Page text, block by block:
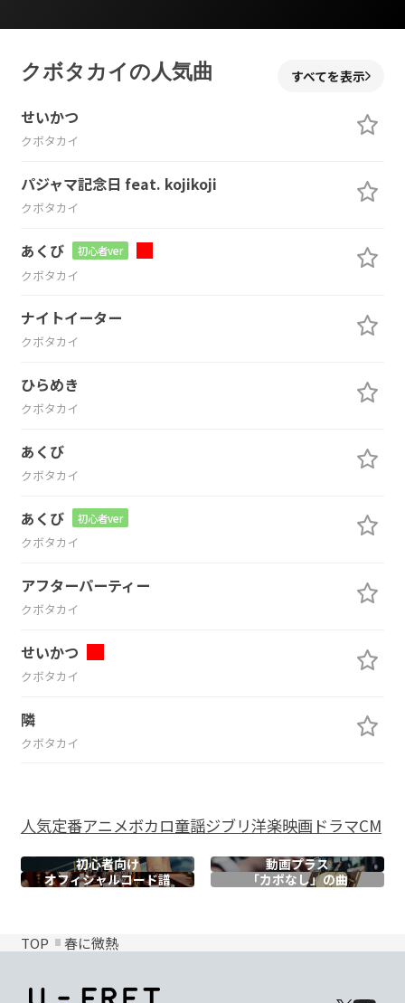
クボタカイの人気曲 すべてを表示
せいかつ
クボタカイ
パジャマ記念日 feat. kojikoji
クボタカイ
あくび 初心者ver
クボタカイ
ナイトイーター
クボタカイ
ひらめき
クボタカイ
あくび
クボタカイ
あくび 初心者ver
クボタカイ
アフターパーティー
クボタカイ
せいかつ
クボタカイ
隣
クボタカイ
人気定番アニメボカロ童謡ジブリ洋楽映画ドラマCM
初心者向け
動画プラス
オフィシャルコード譜 「カポなし」の曲
TOP 春に微熱